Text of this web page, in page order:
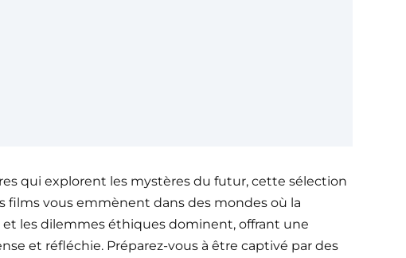
qui explorent les mystères du futur, cette sélection
films vous emmènent dans des mondes où la
les dilemmes éthiques dominent, offrant une
et réfléchie. Préparez-vous à être captivé par des